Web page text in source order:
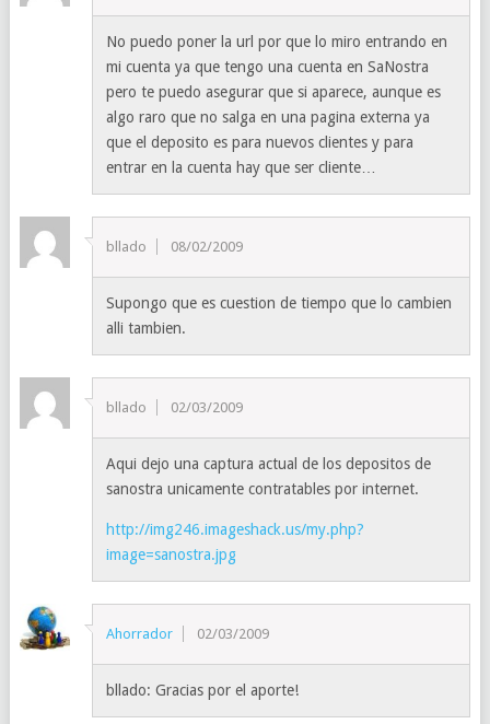
No puedo poner la url por que lo miro entrando en
mi cuenta ya que tengo una cuenta en SaNostra
pero te puedo asegurar que si aparece, aunque es
algo raro que no salga en una pagina externa ya
que el deposito es para nuevos clientes y para
entrar en la cuenta hay que ser cliente…
bllado 08/02/2009
Supongo que es cuestion de tiempo que lo cambien
alli tambien.
bllado 02/03/2009
Aqui dejo una captura actual de los depositos de
sanostra unicamente contratables por internet.
http://img246.imageshack.us/my.php?
image=sanostra.jpg
Ahorrador 02/03/2009
bllado: Gracias por el aporte!